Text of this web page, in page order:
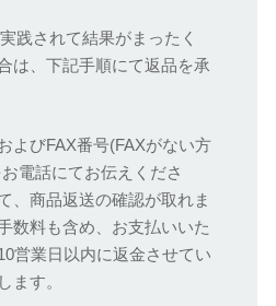
践されて結果がまったく
は、下記手順にて返品を承
よびFAX番号(FAXがない方
電話にてお伝えくださ
、商品返送の確認が取れま
数料も含め、お支払いいた
営業日以内に返金させてい
ます。